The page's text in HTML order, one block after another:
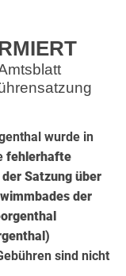
wurde in
fehlerhafte
Satzung über
der
sind nicht